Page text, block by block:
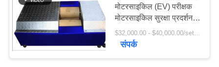
साइटमैप
गोपनीयता
निःशुल्क रोलर
मोटरसाइकिल (EV) परीक्षक
मोटरसाइकिल सुरक्षा प्रदर्शन
परीक्षण लाइन
$32,000.00 - $40,000.00/sets MOQ:1 इकाई
संपर्क